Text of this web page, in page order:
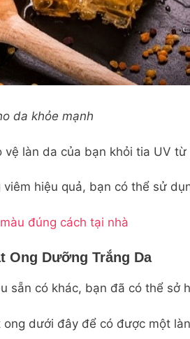
da khỏe mạnh
làn da của bạn khỏi tia UV
hiệu quả, bạn có thể sử
đúng cách tại nhà
Ong Dưỡng Trắng Da
sẵn có khác, bạn đã có thể sở
dưới đây để có được một